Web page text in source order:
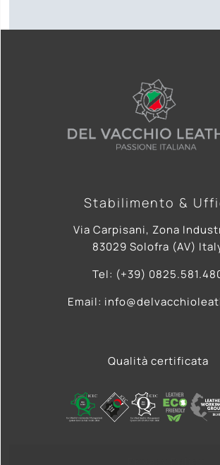
Stabilimento &
Via Carpisani, Zona
83029 Solofra (AV)
Tel: (+39)
Email:
Qualità certificata